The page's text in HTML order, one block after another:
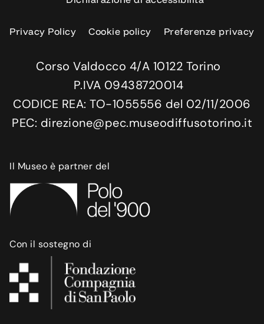
Privacy Policy Cookie policy Preferenze privacy
Corso Valdocco 4/A 10122 Torino
P.IVA 09438720014
CODICE REA: TO-1055556 del 02/11/2006
PEC: direzione@pec.museodiffusotorino.it
Il Museo è partner del
Con il sostegno di